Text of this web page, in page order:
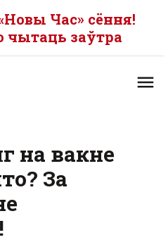
Час» сёння!
чытаць заўтра
на вакне
За